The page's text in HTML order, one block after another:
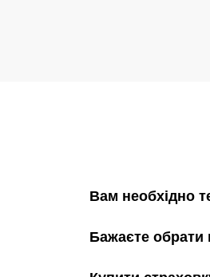
Вам необхідно
Бажаєте обрати